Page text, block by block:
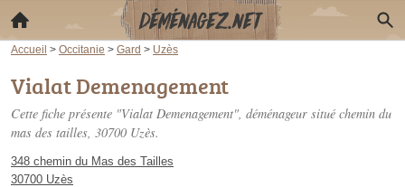
Accueil > Occitanie > Gard > Uzès
Vialat Demenagement
Cette fiche présente "Vialat Demenagement", déménageur situé chemin du
mas des tailles, 30700 Uzès.
348 chemin du Mas des Tailles
30700 Uzès